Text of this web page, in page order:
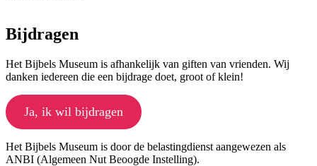
Bijdragen
Het Bijbels Museum is afhankelijk van giften van vrienden. Wij
danken iedereen die een bijdrage doet, groot of klein!
Ja, ik wil bijdragen
Het Bijbels Museum is door de belastingdienst aangewezen als
ANBI (Algemeen Nut Beoogde Instelling).